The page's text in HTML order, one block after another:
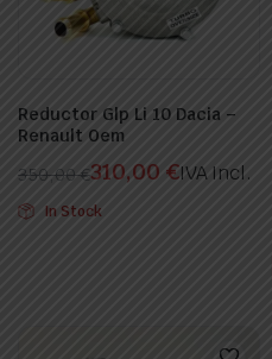
Reductor Glp Li 10 Dacia –
Renault Oem
350,00€
El
precio
310,00 €
El
precio
IVA Incl.
In Stock